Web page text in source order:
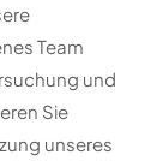
Team
und
Sie
unseres